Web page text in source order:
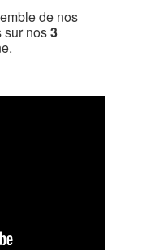
de nos
nos3